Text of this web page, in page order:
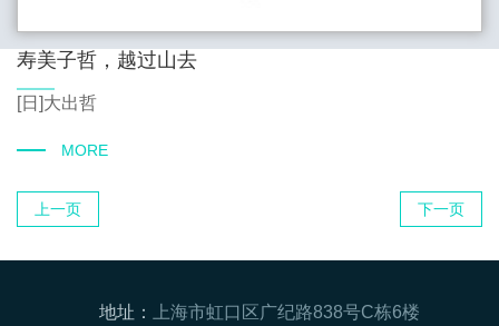
寿美子哲，越过山去
[日]大出哲
MORE
上一页 下一页
地址： 上海市虹口区广纪路838号C栋6楼